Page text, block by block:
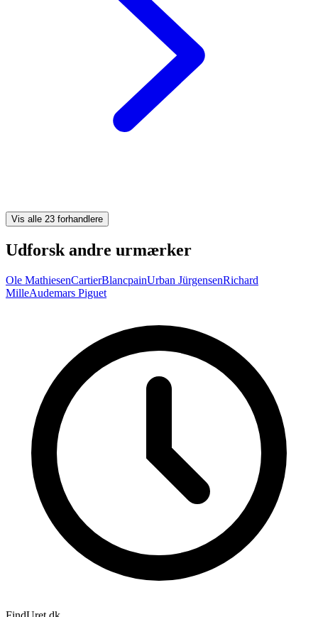
Vis alle 23 forhandlere
Udforsk andre urmærker
Ole MathiesenCartierBlancpainUrban JürgensenRichard
MilleAudemars Piguet